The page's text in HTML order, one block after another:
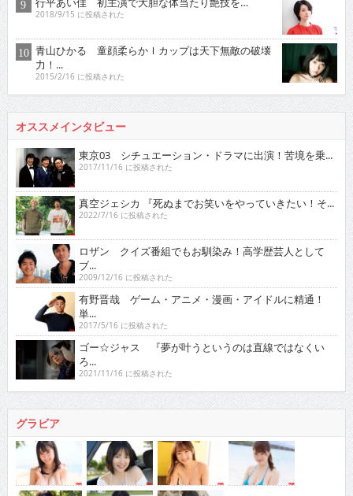
2018/9/15 に投稿された
青山ひかる 童顔柔らかＩカップは天下無敵の破壊
力！...
2015/2/16 に投稿された
オススメインタビュー
東京03 シチュエーション・ドラマに出演！苦境を乗...
2017/11/16 に投稿された
真空ジェシカ 『死ぬまでお笑いをやっていきたい！そ...
2022/7/16 に投稿された
ロザン クイズ番組でもお馴染み！高学歴芸人として
ブ...
2009/12/16 に投稿された
有野晋哉 ゲーム・アニメ・漫画・アイドルに精通！
単...
2017/5/16 に投稿された
ゴー☆ジャス 『夢が叶うというのは直線ではなくい
ろ...
2021/11/16 に投稿された
グラビア